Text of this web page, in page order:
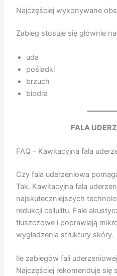
Najczęściej wykonywane
Zabieg stosuje się głównie
uda
pośladki
brzuch
biodra
FALA
FAQ – Kawitacyjna fala
Czy fala uderzeniowa
Tak. Kawitacyjna fala
najskuteczniejszych
redukcji cellulitu. Fale
tłuszczowe i poprawiają
wygładzenia struktury skóry.
Ile zabiegów fali
Najczęściej rekomenduje się